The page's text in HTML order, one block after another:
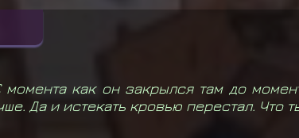
момента как он закрылся там до
Да и истекать кровью перестал. Что